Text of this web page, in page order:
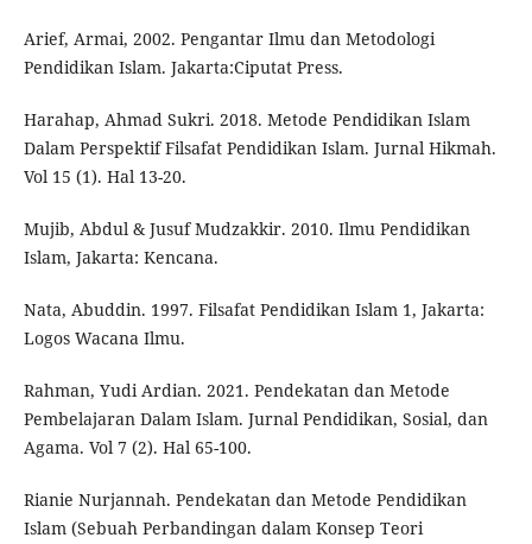
Arief, Armai, 2002. Pengantar Ilmu dan Metodologi
Pendidikan Islam. Jakarta:Ciputat Press.
Harahap, Ahmad Sukri. 2018. Metode Pendidikan Islam
Dalam Perspektif Filsafat Pendidikan Islam. Jurnal Hikmah.
Vol 15 (1). Hal 13-20.
Mujib, Abdul & Jusuf Mudzakkir. 2010. Ilmu Pendidikan
Islam, Jakarta: Kencana.
Nata, Abuddin. 1997. Filsafat Pendidikan Islam 1, Jakarta:
Logos Wacana Ilmu.
Rahman, Yudi Ardian. 2021. Pendekatan dan Metode
Pembelajaran Dalam Islam. Jurnal Pendidikan, Sosial, dan
Agama. Vol 7 (2). Hal 65-100.
Rianie Nurjannah. Pendekatan dan Metode Pendidikan
Islam (Sebuah Perbandingan dalam Konsep Teori